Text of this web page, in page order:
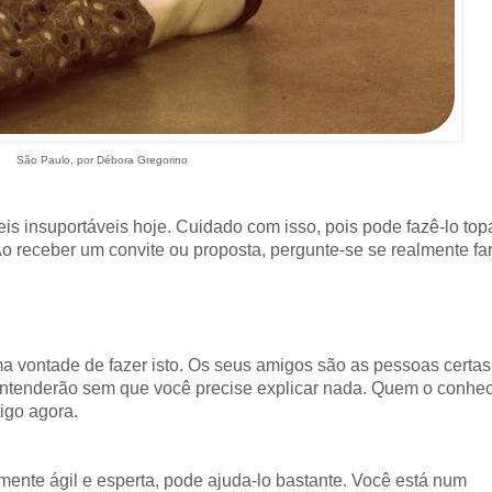
São Paulo, por Débora Gregorino
insuportáveis hoje. Cuidado com isso, pois pode fazê-lo
receber um convite ou proposta, pergunte-se se realmente
vontade de fazer isto. Os seus amigos são as pessoas certas
sem que você precise explicar nada. Quem o
agora.
ágil e esperta, pode ajuda-lo bastante. Você está num